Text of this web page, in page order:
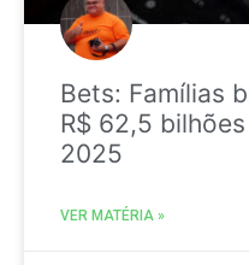
Bets: Famílias
R$ 62,5
2025
VER MATÉRIA »